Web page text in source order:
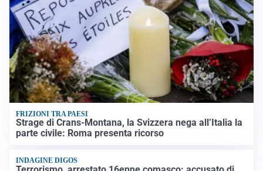
FRIZIONI TRA PAESI
Strage di Crans-Montana, la Svizzera nega all’Italia la
parte civile: Roma presenta ricorso
INDAGINE DIGOS